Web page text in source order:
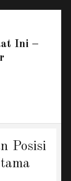
Ini –
Posisi